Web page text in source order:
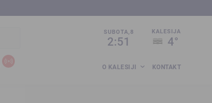
SUBOTA,8
2:51
KALESIJA
4°
O KALESIJI KONTAKT